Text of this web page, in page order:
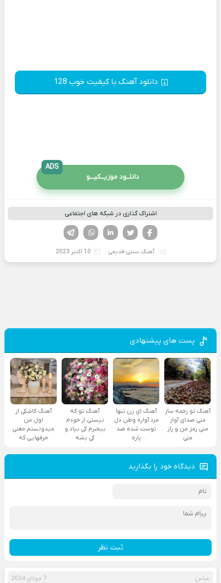
دانلود آهنگ با کیفیت خوب 128
دانلــود موزیــکیـــو
ADS
اشتراک گذاری در شبکه های اجتماعی
لینکدین تویتر
فیسوک
آهنگ سنتی-قدیمی 10 اکتبر 2023
پست های پیشنهادی
آهنگ تو زخمه ساز
منی صدای آواز
منی رمز من و راز
منی
آهنگ ای زن تنها
مرد آواره وطن دل
توست شده صد
پاره
آهنگ تو که
نیستی از خودم
بیخبرم کی بیاد و
کی بشه
آهنگ کاشکی از
اول من
میدونستم معنی
حرفهایی که
دیدگاه خود را بگذارید
ثبت نظر
عباس 7 جولای 2024